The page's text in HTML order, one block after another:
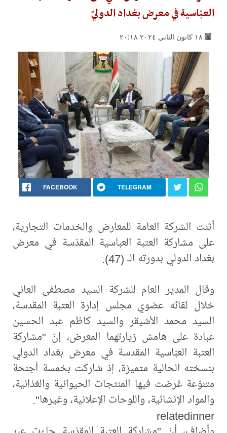
العبّاسية في معرض بغداد الدوليّ
١٨ كانون الثاني ٢٠٢٤ ٢٠:١٨
FACEBOOK TELEGRAM
أثنت الشركة العامة للمعارض والخدمات التجارية،
على مشاركة العتبة العباسية المقدّسة في معرض
بغداد الدولي بدورته الـ (47).
وقال المدير العام للشركة السيد مصطفى العاني
خلال لقائه عضوي مجلس إدارة العتبة المقدسة،
السيد محمد الأشيقر والسيد كاظم عبد الحسين
عبادة على هامش زيارتهما المعرض، إنّ "مشاركة
العتبة العبّاسية المقدسة في معرض بغداد الدولي
بنسخته الحالية متميزة، إذ شاركت بخمسة أجنحة
متنوّعة عُرضت فيها المنتجات الحيوانية والغذائية،
والمواد الإنشائية، واللوحات الإعلانية، وغيرها".
relatedinner